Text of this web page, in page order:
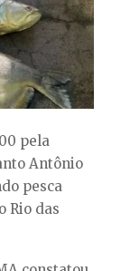
pela
Antônio
pesca
Rio das